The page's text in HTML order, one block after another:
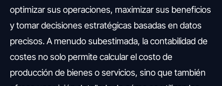
optimizar sus operaciones, maximizar sus beneficios
y tomar decisiones estratégicas basadas en datos
precisos. A menudo subestimada, la contabilidad de
costes no solo permite calcular el costo de
producción de bienes o servicios, sino que también